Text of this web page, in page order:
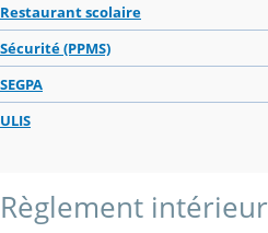
Restaurant scolaire
Sécurité (PPMS)
SEGPA
ULIS
Règlement intérieur